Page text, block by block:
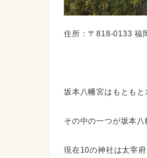
住所：〒818-0133 福
坂本八幡宮はもとも
その中の一つが坂本
現在10の神社は太宰